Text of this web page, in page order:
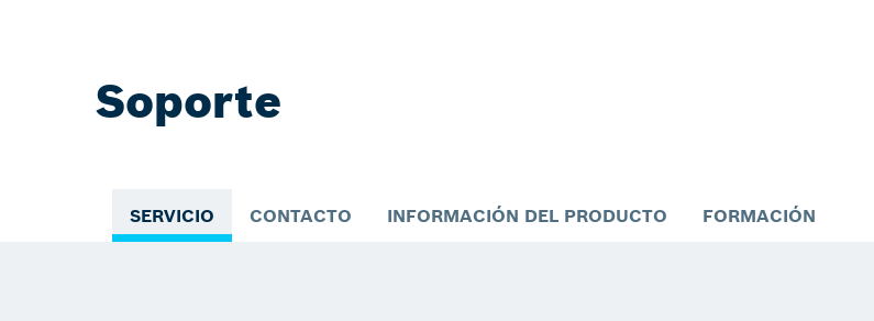
Soporte
SERVICIO CONTACTO INFORMACIÓN DEL PRODUCTO FORMACIÓN